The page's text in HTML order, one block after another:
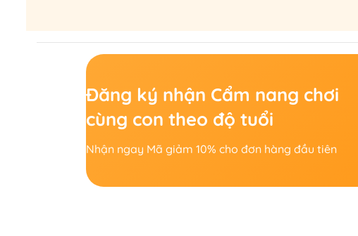
Đăng ký nhận Cẩm nang chơi
cùng con theo độ tuổi
Nhận ngay Mã giảm 10% cho đơn hàng đầu tiên